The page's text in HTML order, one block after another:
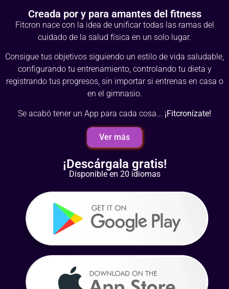
Creada por y para amantes del fitness
Fitcron nace con la idea de unificar todas las ramas del
cuidado de la salud física en un solo lugar.
Consigue tus objetivos siguiendo un estilo de vida saludable,
configurando tu entrenamiento, controlando tu dieta y
registrando tus progresos, sin importar si entrenas en casa o
en el gimnasio.
Se acabó tener un App para cada cosa... ¡Fitcronízate!
Ver más
¡Descárgala gratis!
Disponible en 20 idiomas